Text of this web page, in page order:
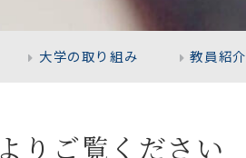
大学の取り組み 教員紹介
よりご覧ください